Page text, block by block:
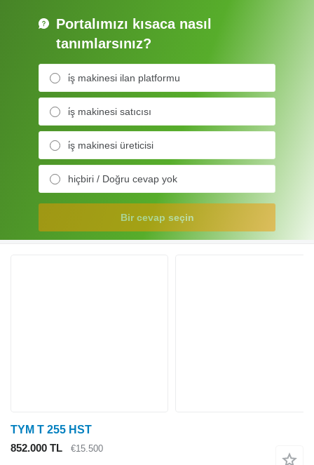
Portalımızı kısaca nasıl
tanımlarsınız?
i̇ş makinesi ilan platformu
i̇ş makinesi satıcısı
i̇ş makinesi üreticisi
hiçbiri / Doğru cevap yok
Bir cevap seçin
TYM T 255 HST
852.000 TL
€15.500